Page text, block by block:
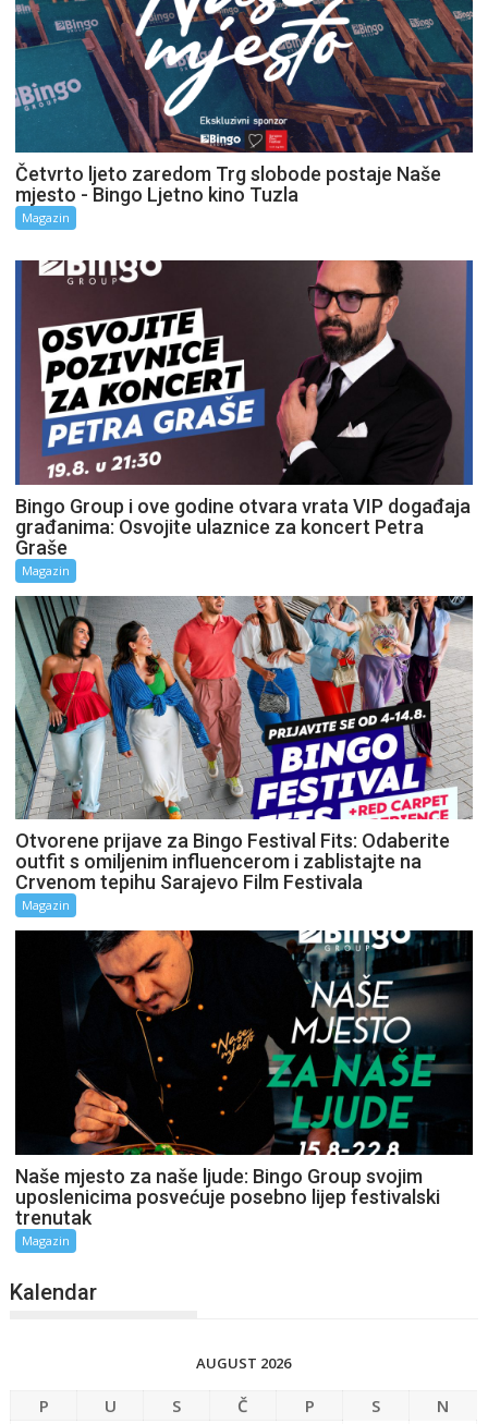
Četvrto ljeto zaredom Trg slobode postaje Naše
mjesto - Bingo Ljetno kino Tuzla
Magazin
Bingo Group i ove godine otvara vrata VIP događaja
građanima: Osvojite ulaznice za koncert Petra
Graše
Magazin
Otvorene prijave za Bingo Festival Fits: Odaberite
outfit s omiljenim influencerom i zablistajte na
Crvenom tepihu Sarajevo Film Festivala
Magazin
Naše mjesto za naše ljude: Bingo Group svojim
uposlenicima posvećuje posebno lijep festivalski
trenutak
Magazin
Kalendar
AUGUST 2026
P U S Č P S
N